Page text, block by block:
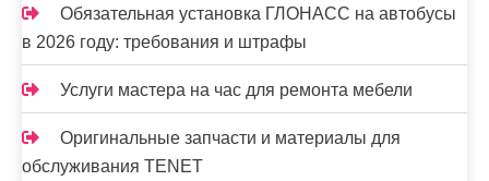
Обязательная установка ГЛОНАСС на автобусы
в 2026 году: требования и штрафы
Услуги мастера на час для ремонта мебели
Оригинальные запчасти и материалы для
обслуживания TENET